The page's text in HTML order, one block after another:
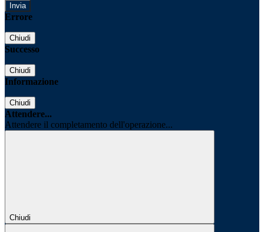
Errore
Chiudi
Successo
Chiudi
Informazione
Chiudi
Attendere...
Attendere il completamento dell'operazione...
Chiudi